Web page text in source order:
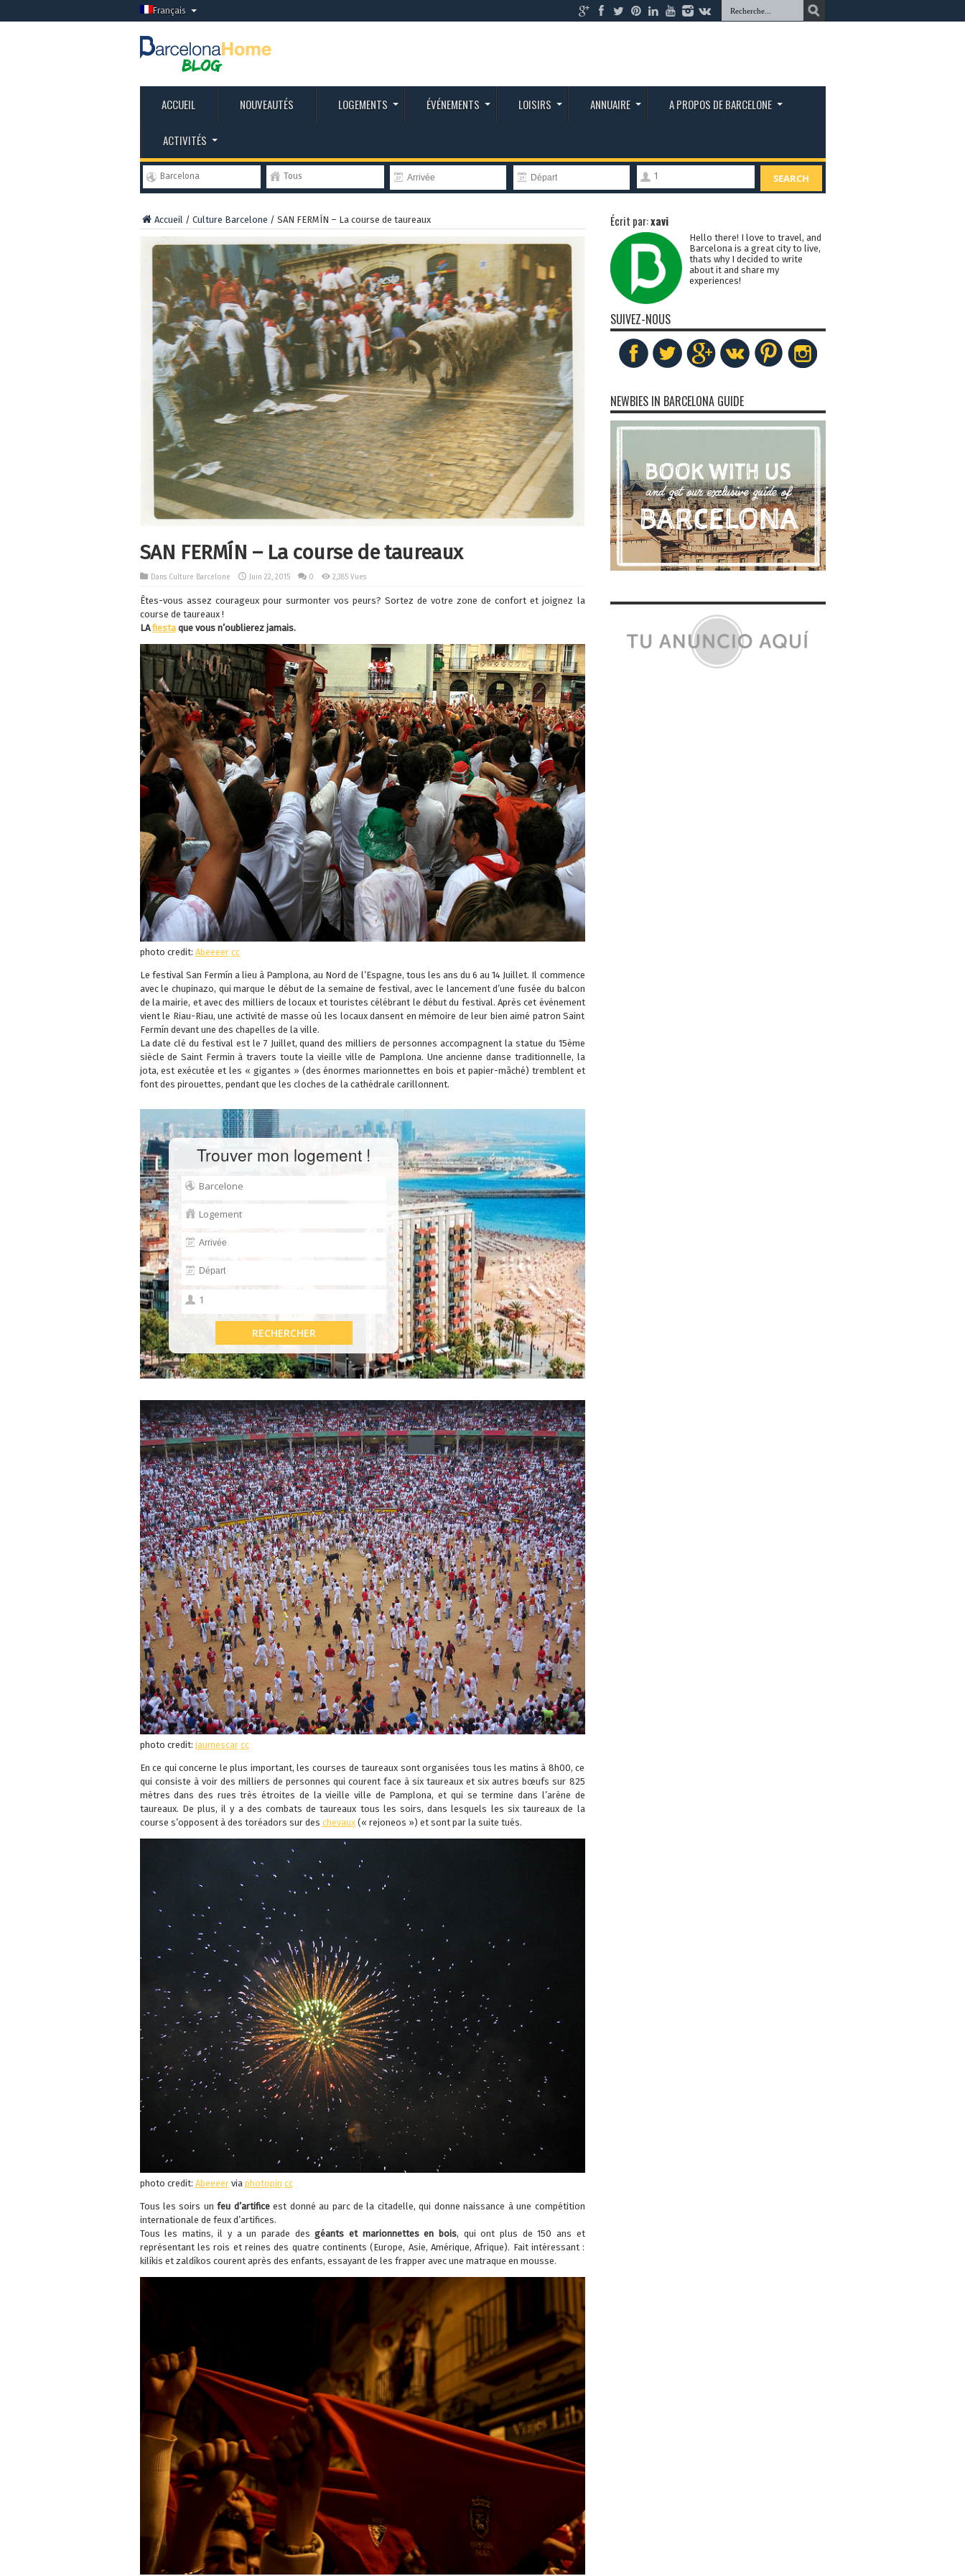
Français
ACCUEIL NOUVEAUTÉS LOGEMENTS ÉVÉNEMENTS LOISIRS ANNUAIRE A PROPOS DE BARCELONE
ACTIVITÉS
Barcelona Tous 1 SEARCH
Accueil / Culture Barcelone / SAN FERMÍN – La course de taureaux
SAN FERMÍN – La course de taureaux
Dans Culture Barcelone Juin 22, 2015 0 2,385 Vues
Êtes-vous assez courageux pour surmonter vos peurs? Sortez de votre zone de confort et joignez la
course de taureaux !
LAfiestaque vous n’oublierez jamais.
photo credit: Abeeeer cc
Le festival San Fermín a lieu à Pamplona, au Nord de l’Espagne, tous les ans du 6 au 14 Juillet. Il commence
avec le chupinazo, qui marque le début de la semaine de festival, avec le lancement d’une fusée du balcon
de la mairie, et avec des milliers de locaux et touristes célébrant le début du festival. Après cet événement
vient le Riau-Riau, une activité de masse où les locaux dansent en mémoire de leur bien aimé patron Saint
Fermín devant une des chapelles de la ville.
La date clé du festival est le 7 Juillet, quand des milliers de personnes accompagnent la statue du 15ème
siècle de Saint Fermin à travers toute la vieille ville de Pamplona. Une ancienne danse traditionnelle, la
jota, est exécutée et les « gigantes » (des énormes marionnettes en bois et papier-mâché) tremblent et
font des pirouettes, pendant que les cloches de la cathédrale carillonnent.
Trouver mon logement !
photo credit: jaumescar cc
En ce qui concerne le plus important, les courses de taureaux sont organisées tous les matins à 8h00, ce
qui consiste à voir des milliers de personnes qui courent face à six taureaux et six autres bœufs sur 825
mètres dans des rues très étroites de la vieille ville de Pamplona, et qui se termine dans l’arène de
taureaux. De plus, il y a des combats de taureaux tous les soirs, dans lesquels les six taureaux de la
course s’opposent à des toréadors sur des chevaux(« rejoneos ») et sont par la suite tués.
photo credit: Abeeeervia photopin cc
Tous les soirs unfeu d’artificeest donné au parc de la citadelle, qui donne naissance à une compétition
internationale de feux d’artifices.
Tous les matins, il y a un parade desgéants et marionnettes en bois, qui ont plus de 150 ans et
représentant les rois et reines des quatre continents (Europe, Asie, Amérique, Afrique). Fait intéressant :
kilíkis et zaldíkos courent après des enfants, essayant de les frapper avec une matraque en mousse.
Écrit par:xavi
Hello there! I love to travel, and
Barcelona is a great city to live,
thats why I decided to write
about it and share my
experiences!
SUIVEZ-NOUS
NEWBIES IN BARCELONA GUIDE